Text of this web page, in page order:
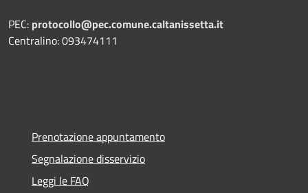
PEC: protocollo@pec.comune.caltanissetta.it
Centralino: 093474111
Prenotazione appuntamento
Segnalazione disservizio
Leggi le FAQ